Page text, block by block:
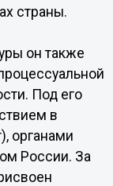
страны.
он также
Под его
в
органами
России. За